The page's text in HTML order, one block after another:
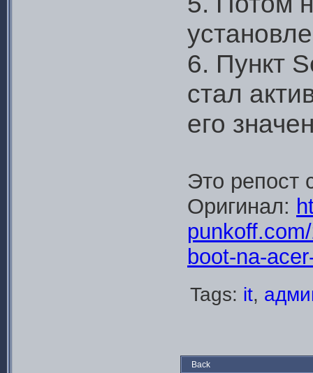
6. Пункт
стал
его
Это репост
Оригинал:
boot-na-
Tags: it,
Back